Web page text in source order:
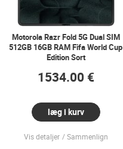
Motorola Razr Fold 5G Dual SIM
512GB 16GB RAM Fifa World Cup
Edition Sort
1534.00 €
læg i kurv
Vis detaljer Sammenlign